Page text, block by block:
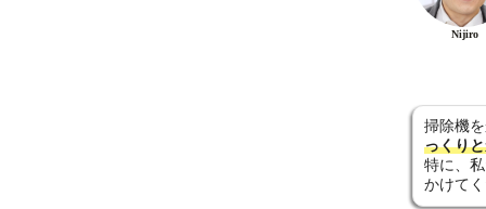
Nijiro
掃除機
っくり
特に、
かけて